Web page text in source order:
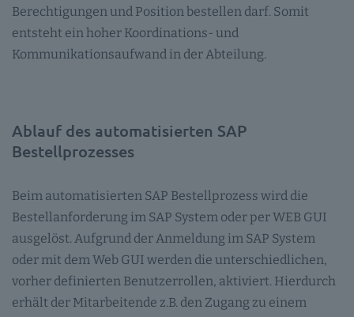
Berechtigungen und Position bestellen darf. Somit
entsteht ein hoher Koordinations- und
Kommunikationsaufwand in der Abteilung.
Ablauf des automatisierten SAP
Bestellprozesses
Beim automatisierten SAP Bestellprozess wird die
Bestellanforderung im SAP System oder per WEB GUI
ausgelöst. Aufgrund der Anmeldung im SAP System
oder mit dem Web GUI werden die unterschiedlichen,
vorher definierten Benutzerrollen, aktiviert. Hierdurch
erhält der Mitarbeitende z.B. den Zugang zu einem